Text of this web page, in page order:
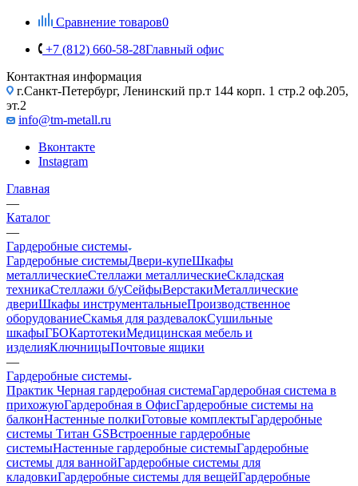
Сравнение товаров0
+7 (812) 660-58-28Главный офис
Контактная информация
г.Санкт-Петербург, Ленинский пр.т 144 корп. 1 стр.2 оф.205,
эт.2
info@tm-metall.ru
Вконтакте
Instagram
Главная
—
Каталог
—
Гардеробные системы
Гардеробные системыДвери-купеШкафы
металлическиеСтеллажи металлическиеСкладская
техникаСтеллажи б/уСейфыВерстакиМеталлические
двериШкафы инструментальныеПроизводственное
оборудованиеСкамья для раздевалокСушильные
шкафыГБОКартотекиМедицинская мебель и
изделияКлючницыПочтовые ящики
—
Гардеробные системы
Практик Черная гардеробная системаГардеробная система в
прихожуюГардеробная в ОфисГардеробные системы на
балконНастенные полкиГотовые комплектыГардеробные
системы Титан GSВстроенные гардеробные
системыНастенные гардеробные системыГардеробные
системы для ваннойГардеробные системы для
кладовкиГардеробные системы для вещейГардеробные